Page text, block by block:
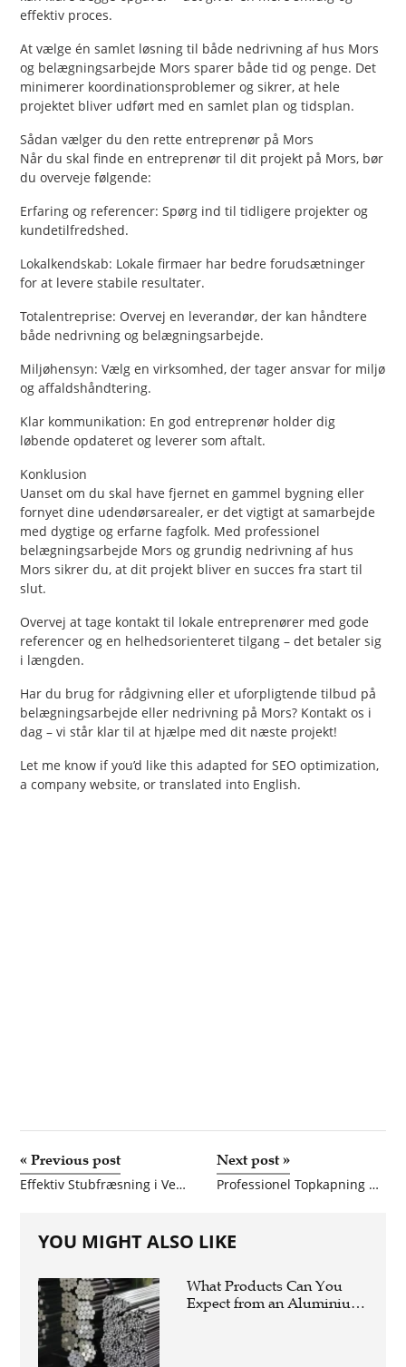
effektiv proces.
At vælge én samlet løsning til både nedrivning af hus Mors
og belægningsarbejde Mors sparer både tid og penge. Det
minimerer koordinationsproblemer og sikrer, at hele
projektet bliver udført med en samlet plan og tidsplan.
Sådan vælger du den rette entreprenør på Mors
Når du skal finde en entreprenør til dit projekt på Mors, bør
du overveje følgende:
Erfaring og referencer: Spørg ind til tidligere projekter og
kundetilfredshed.
Lokalkendskab: Lokale firmaer har bedre forudsætninger
for at levere stabile resultater.
Totalentreprise: Overvej en leverandør, der kan håndtere
både nedrivning og belægningsarbejde.
Miljøhensyn: Vælg en virksomhed, der tager ansvar for miljø
og affaldshåndtering.
Klar kommunikation: En god entreprenør holder dig
løbende opdateret og leverer som aftalt.
Konklusion
Uanset om du skal have fjernet en gammel bygning eller
fornyet dine udendørsarealer, er det vigtigt at samarbejde
med dygtige og erfarne fagfolk. Med professionel
belægningsarbejde Mors og grundig nedrivning af hus
Mors sikrer du, at dit projekt bliver en succes fra start til
slut.
Overvej at tage kontakt til lokale entreprenører med gode
referencer og en helhedsorienteret tilgang – det betaler sig
i længden.
Har du brug for rådgivning eller et uforpligtende tilbud på
belægningsarbejde eller nedrivning på Mors? Kontakt os i
dag – vi står klar til at hjælpe med dit næste projekt!
Let me know if you’d like this adapted for SEO optimization,
a company website, or translated into English.
« Previous post
Effektiv Stubfræsning i Vejle og Kolding – Få Din Have Klar til Nye Projekter
Next post»
Professionel Topkapning på Lolland og Falster – Sikkerhed og Erfaring i Højsædet
YOU MIGHT ALSO LIKE
What Products Can You
Expect from an Aluminium